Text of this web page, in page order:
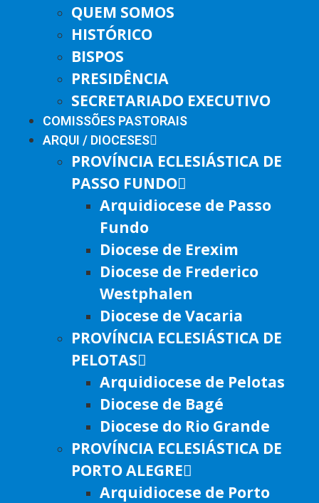
QUEM SOMOS
HISTÓRICO
BISPOS
PRESIDÊNCIA
SECRETARIADO EXECUTIVO
COMISSÕES PASTORAIS
ARQUI / DIOCESES
PROVÍNCIA ECLESIÁSTICA DE
PASSO FUNDO
Arquidiocese de Passo
Fundo
Diocese de Erexim
Diocese de Frederico
Westphalen
Diocese de Vacaria
PROVÍNCIA ECLESIÁSTICA DE
PELOTAS
Arquidiocese de Pelotas
Diocese de Bagé
Diocese do Rio Grande
PROVÍNCIA ECLESIÁSTICA DE
PORTO ALEGRE
Arquidiocese de Porto